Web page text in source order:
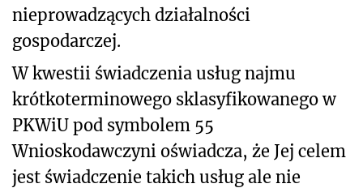
nieprowadzących działalności
gospodarczej.
W kwestii świadczenia usług najmu
krótkoterminowego sklasyfikowanego w
PKWiU pod symbolem 55
Wnioskodawczyni oświadcza, że Jej celem
jest świadczenie takich usług ale nie